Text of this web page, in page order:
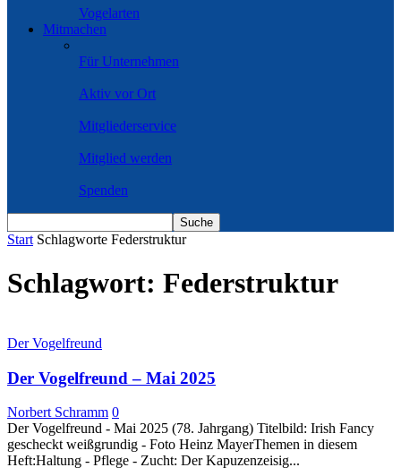
Vogelarten
Mitmachen
Für Unternehmen
Aktiv vor Ort
Mitgliederservice
Mitglied werden
Spenden
Start Schlagworte Federstruktur
Schlagwort: Federstruktur
Der Vogelfreund
Der Vogelfreund – Mai 2025
Norbert Schramm 0
Der Vogelfreund - Mai 2025 (78. Jahrgang) Titelbild: Irish Fancy
gescheckt weißgrundig - Foto Heinz MayerThemen in diesem
Heft:Haltung - Pflege - Zucht: Der Kapuzenzeisig...